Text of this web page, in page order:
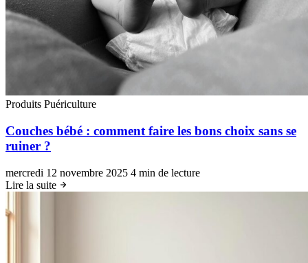
Produits Puériculture
Couches bébé : comment faire les bons choix sans se
ruiner ?
mercredi 12 novembre 2025 4 min de lecture
Lire la suite